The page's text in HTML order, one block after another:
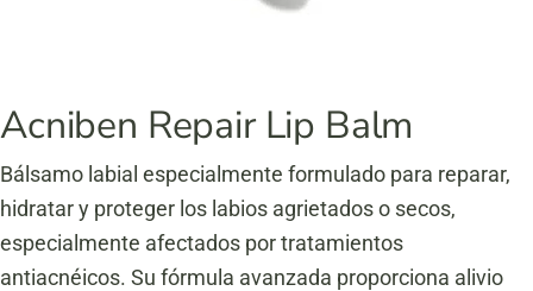
Acniben Repair Lip Balm
Bálsamo labial especialmente formulado para reparar,
hidratar y proteger los labios agrietados o secos,
especialmente afectados por tratamientos
antiacnéicos. Su fórmula avanzada proporciona alivio